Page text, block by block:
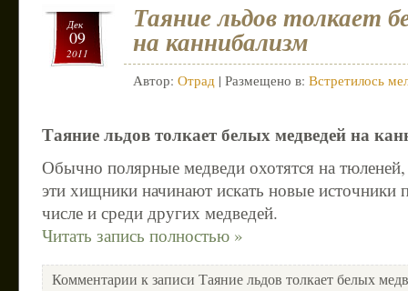
Дек
09
2011
Таяние льдов толкает
на каннибализм
Автор: Отрад | Размещено в: Встретилось
Таяние льдов толкает белых медведей на
Обычно полярные медведи охотятся на
эти хищники начинают искать новые источники
числе и среди других медведей.
Читать запись полностью »
Комментарии к записи Таяние льдов толкает белых